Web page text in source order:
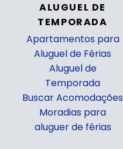
ALUGUEL DE
TEMPORADA
Apartamentos para
Aluguel de Férias
Aluguel de
Temporada
Buscar Acomodações
Moradias para
aluguer de férias